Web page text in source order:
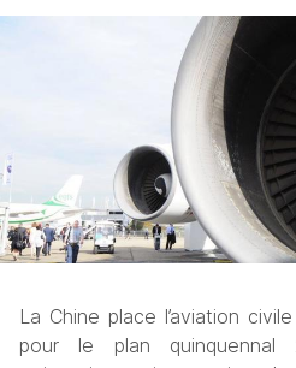
La Chine place l’aviation
pour le plan quinquennal